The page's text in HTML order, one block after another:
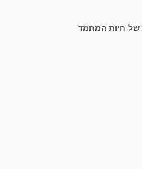
של חיות המחמד